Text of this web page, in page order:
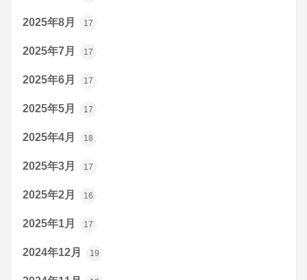
2025年8月 17
2025年7月 17
2025年6月 17
2025年5月 17
2025年4月 18
2025年3月 17
2025年2月 16
2025年1月 17
2024年12月 19